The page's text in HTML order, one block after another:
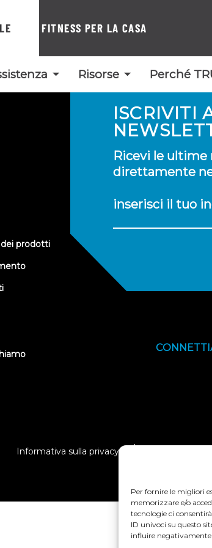
Per fornire le migliori
memorizzare e/o
tecnologie ci
ID univoci su questo
influire
FITNESS PER LA CASA
Risorse Perché
ISCRIVITI
Ricevi le ultime
direttamente
inserisci il tuo
prodotti
Informativa sulla privacy